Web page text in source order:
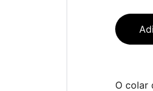
O colar